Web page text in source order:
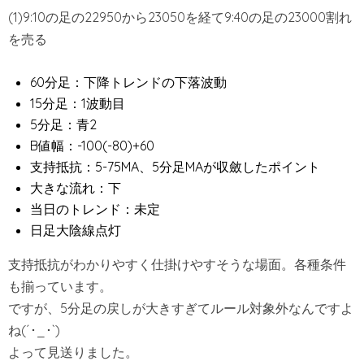
(1)9:10の足の22950から23050を経て9:40の足の23000割れ
を売る
60分足：下降トレンドの下落波動
15分足：1波動目
5分足：青2
B値幅：-100(-80)+60
支持抵抗：5-75MA、5分足MAが収斂したポイント
大きな流れ：下
当日のトレンド：未定
日足大陰線点灯
支持抵抗がわかりやすく仕掛けやすそうな場面。各種条件
も揃っています。
ですが、5分足の戻しが大きすぎてルール対象外なんですよ
ね(´･_･`)
よって見送りました。